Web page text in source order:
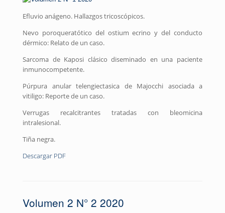
Efluvio anágeno. Hallazgos tricoscópicos.
Nevo poroqueratótico del ostium ecrino y del conducto
dérmico: Relato de un caso.
Sarcoma de Kaposi clásico diseminado en una paciente
inmunocompetente.
Púrpura anular telengiectasica de Majocchi asociada a
vitiligo: Reporte de un caso.
Verrugas recalcitrantes tratadas con bleomicina
intralesional.
Tiña negra.
Descargar PDF
Volumen 2 N° 2 2020